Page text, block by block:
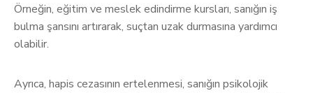
Örneğin, eğitim ve meslek edindirme kursları, sanığın iş
bulma şansını artırarak, suçtan uzak durmasına yardımcı
olabilir.
Ayrıca, hapis cezasının ertelenmesi, sanığın psikolojik